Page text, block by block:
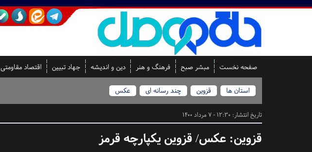
صفحه نخست مبشر صبح فرهنگ و هنر دین و اندیشه جهاد تبیین اقتصاد مقاومتی
استان ها قزوین چند رسانه ای عکس
تاریخ انتشار: 12:30 - 7 مرداد 1400
قزوین: عکس/ قزوین یکپارچه قرمز